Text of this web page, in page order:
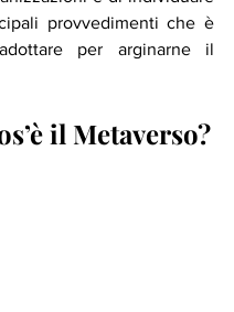
provvedimenti che è
per arginarne il
il Metaverso?